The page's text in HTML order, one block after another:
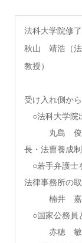
法科大学院修
秋山 靖浩（法
教授）
受け入れ側か
○法科大学院
丸島 俊介（
長・法曹養成
○若手弁護士
法律事務所の
楠井 嘉行（
○国家公務員
赤穂 敏広（